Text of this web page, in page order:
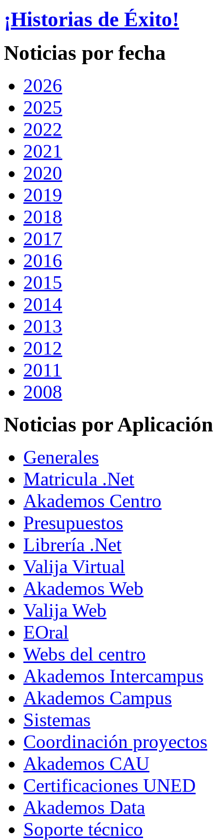
¡Historias de Éxito!
Noticias por fecha
2026
2025
2022
2021
2020
2019
2018
2017
2016
2015
2014
2013
2012
2011
2008
Noticias por Aplicación
Generales
Matricula .Net
Akademos Centro
Presupuestos
Librería .Net
Valija Virtual
Akademos Web
Valija Web
EOral
Webs del centro
Akademos Intercampus
Akademos Campus
Sistemas
Coordinación proyectos
Akademos CAU
Certificaciones UNED
Akademos Data
Soporte técnico